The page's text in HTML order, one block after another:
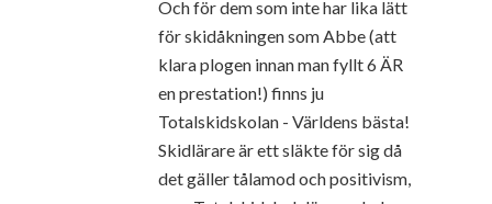
Och för dem som inte har lika lätt
för skidåkningen som Abbe (att
klara plogen innan man fyllt 6 ÄR
en prestation!) finns ju
Totalskidskolan - Världens bästa!
Skidlärare är ett släkte för sig då
det gäller tålamod och positivism,